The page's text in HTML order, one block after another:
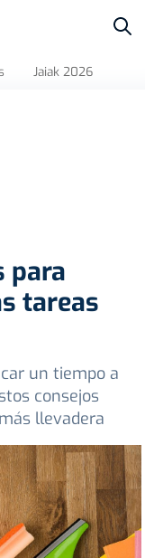
Jaiak 2026
para
tareas
un tiempo a
consejos
llevadera